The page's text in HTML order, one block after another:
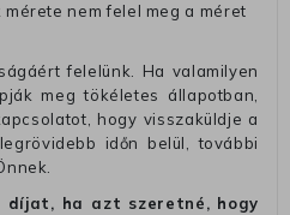
nem felel meg a méret
felelünk. Ha valamilyen
meg tökéletes állapotban,
hogy visszaküldje a
időn belül, további
ha azt szeretné, hogy